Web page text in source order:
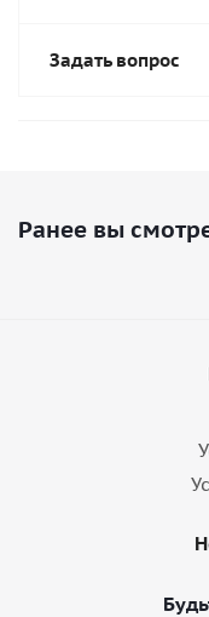
Задать вопрос
Ранее вы